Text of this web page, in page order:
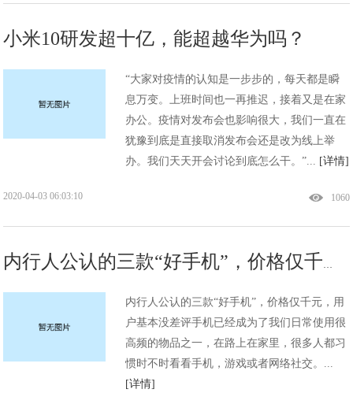
小米10研发超十亿，能超越华为吗？
“大家对疫情的认知是一步步的，每天都是瞬
息万变。上班时间也一再推迟，接着又是在家
办公。疫情对发布会也影响很大，我们一直在
犹豫到底是直接取消发布会还是改为线上举
办。我们天天开会讨论到底怎么干。”... [详情]
1060
2020-04-03 06:03:10
内行人公认的三款“好手机”，价格仅千元，用
户基本没差评手机已经成为了我们日常使用很
高频的物品之一，在路上在家里，很多人都习
惯时不时看看手机，游戏或者网络社交。...
[详情]